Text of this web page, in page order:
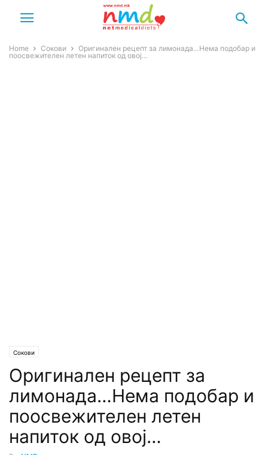
Home Сокови
Оригинален рецепт за лимонада…Нема подобар и
поосвежителен летен напиток од овој…
Сокови
Оригинален рецепт за
лимонада…Нема подобар и
поосвежителен летен
напиток од овој…